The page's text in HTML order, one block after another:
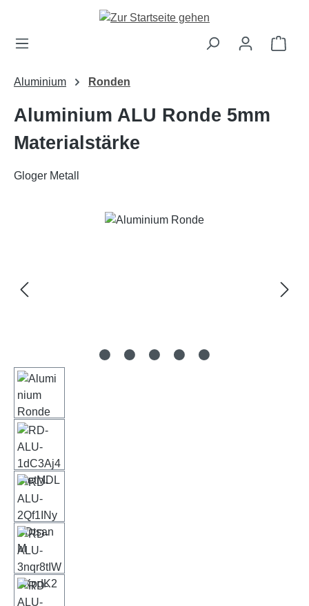
Zum Hauptinhalt springen
Aluminium Ronden
Aluminium ALU Ronde 5mm
Materialstärke
Gloger Metall
Bildergalerie überspringen